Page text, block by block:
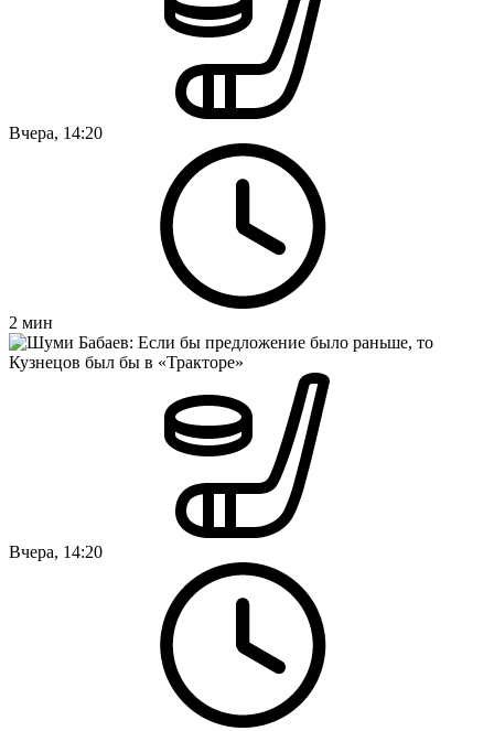
Вчера, 14:20
2 мин
Вчера, 14:20